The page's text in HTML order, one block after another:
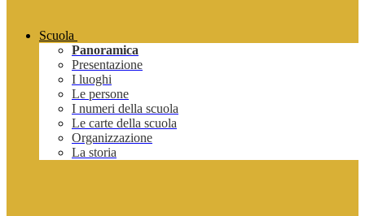
Scuola
Panoramica
Presentazione
I luoghi
Le persone
I numeri della scuola
Le carte della scuola
Organizzazione
La storia